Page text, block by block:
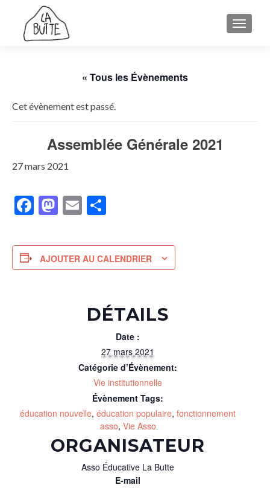
« Tous les Évènements
Cet évènement est passé.
Assemblée Générale 2021
27 mars 2021
Facebook
Mastodon
Email
AJOUTER AU CALENDRIER
DÉTAILS
Date :
27 mars 2021
Catégorie d’Évènement:
Vie institutionnelle
Évènement Tags:
éducation nouvelle, éducation populaire, fonctionnement
asso, Vie Asso
ORGANISATEUR
Asso Éducative La Butte
E-mail